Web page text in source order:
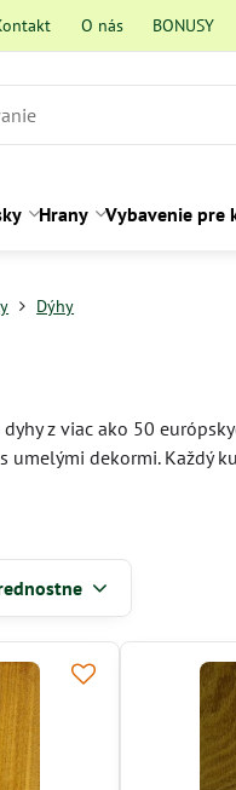
O nás BONUSY
Hrany Vybavenie pre
Dýhy
dyhy z viac ako 50
umelými dekormi. Každý